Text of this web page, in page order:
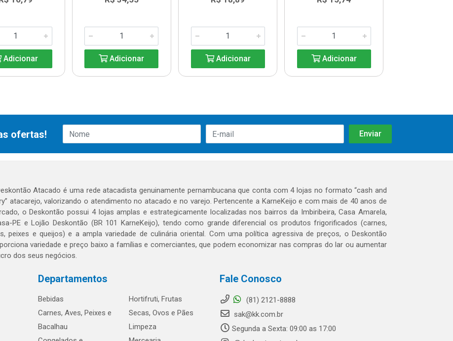
Adicionar Adicionar Adicionar Adicionar
ofertas!
Atacado é uma rede atacadista genuinamente pernambucana que conta com 4 lojas no formato “cash and
atacarejo, valorizando o atendimento no atacado e no varejo. Pertencente a KarneKeijo e com mais de 40 anos de
o Deskontão possui 4 lojas amplas e estrategicamente localizadas nos bairros da Imbiribeira, Casa Amarela,
PE e Lojão Deskontão (BR 101 KarneKeijo), tendo como grande diferencial os produtos frigorificados (carnes,
peixes e queijos) e a ampla variedade de culinária oriental. Com uma política agressiva de preços, o Deskontão
variedade e preço baixo a famílias e comerciantes, que podem economizar nas compras do lar ou aumentar
dos seus negócios.
Departamentos
Bebidas
Carnes, Aves, Peixes e
Bacalhau
Hortifruti, Frutas
Secas, Ovos e Pães
Limpeza
Fale Conosco
(81) 2121-8888
sak@kk.com.br
Segunda a Sexta: 09:00 as 17:00